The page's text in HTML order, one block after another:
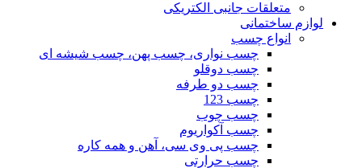
متعلقات جانبی الکتریکی
لوازم ساختمانی
انواع چسب
چسب نواری، چسب پهن، چسب شیشه ای
چسب دوقلو
چسب دو طرفه
چسب 123
چسب چوب
چسب آکواریوم
چسب پی وی سی، آهن و همه کاره
چسب حرارتی